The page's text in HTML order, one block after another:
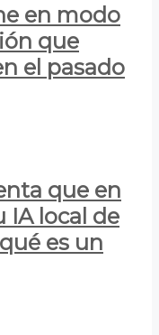
en modo
que
el pasado
que en
IA local de
es un